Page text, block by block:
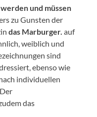
und müssen
zu Gunsten der
das Marburger. auf
weiblich und
sind
ebenso wie
individuellen
das